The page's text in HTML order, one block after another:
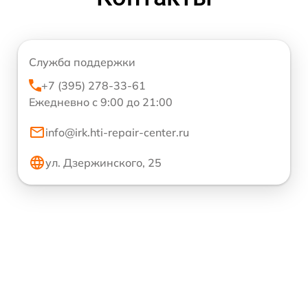
Служба поддержки
+7 (395) 278-33-61
Ежедневно с 9:00 до 21:00
info@irk.hti-repair-center.ru
ул. Дзержинского, 25